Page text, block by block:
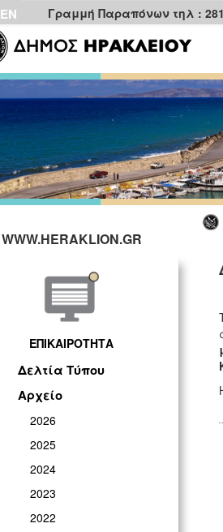
EN Γραμμή Παραπόνων τηλ :
WWW.HERAKLION.GR
ΕΠΙΚΑΙΡΟΤΗΤΑ
Δελτία Τύπου
Αρχείο
2026
2025
2024
2023
2022